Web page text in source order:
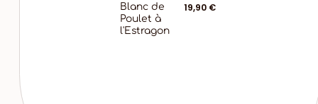
Blanc de
Poulet à
l'Estragon
19,90 €